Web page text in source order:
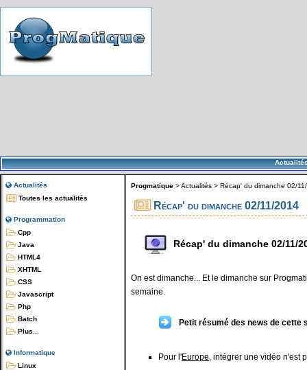
Actualités
Toutes les actualités
Programmation
Cpp
Java
HTML4
XHTML
CSS
Javascript
Php
Batch
Plus...
Informatique
Linux
Progmatique >Actualités > Récap' du dimanche 02/
Récap' du dimanche 02/11/2014
Récap' du dimanche 02/11/
On est dimanche... Et le dimanche sur
semaine.
Petit résumé des news de cette
Pour l'Europe, intégrer une vidéo n'est